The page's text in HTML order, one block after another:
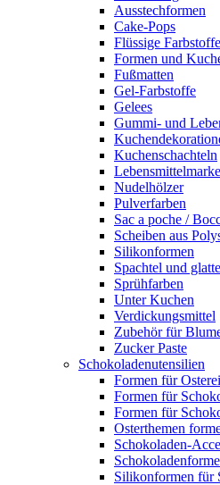
Ausstechformen
Cake-Pops
Flüssige Farbstoffe
Formen und
Fußmatten
Gel-Farbstoffe
Gelees
Gummi- und
Kuchenschachteln
Nudelhölzer
Pulverfarben
Sac a poche /
Scheiben aus
Silikonformen
Spachtel und
Sprühfarben
Unter Kuchen
Verdickungsmittel
Zubehör für
Zucker Paste
Schokoladenutensilien
Formen für
Formen für
Formen für
Osterthemen
Schokoladen-
Silikonformen für